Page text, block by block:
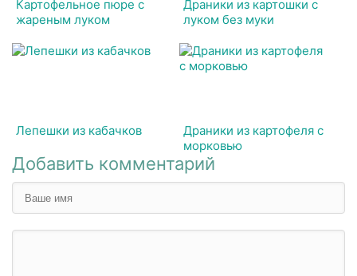
Картофельное пюре с
жареным луком
Драники из картошки с
луком без муки
Лепешки из кабачков
Драники из картофеля с
морковью
Добавить комментарий